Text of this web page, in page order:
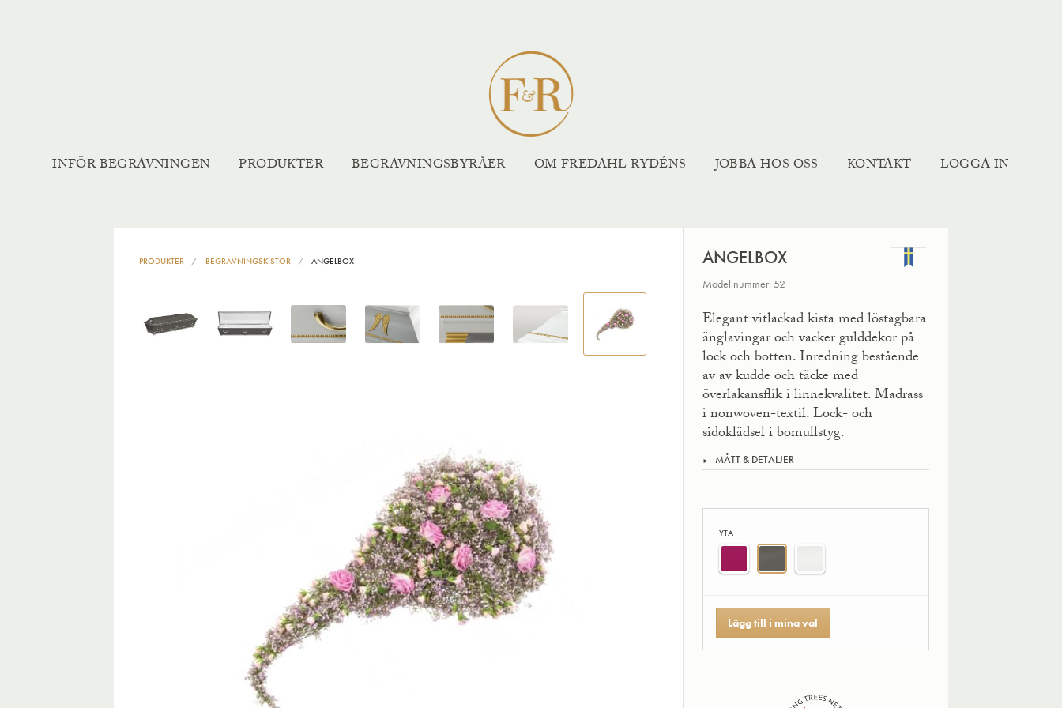
INFÖR BEGRAVNINGEN PRODUKTER BEGRAVNINGSBYRÅER OM FREDAHL RYDÉNS JOBBA HOS OSS KONTAKT LOGGA IN
PRODUKTER BEGRAVNINGSKISTOR ANGELBOX ANGELBOX
Modellnummer: 52
Elegant vitlackad kista med löstagbara
änglavingar och vacker gulddekor på
lock och botten. Inredning bestående
av av kudde och täcke med
överlakansflik i linnekvalitet. Madrass
i nonwoven-textil. Lock- och
sidoklädsel i bomullstyg.
MÅTT & DETALJER
YTA
Lägg till i mina val